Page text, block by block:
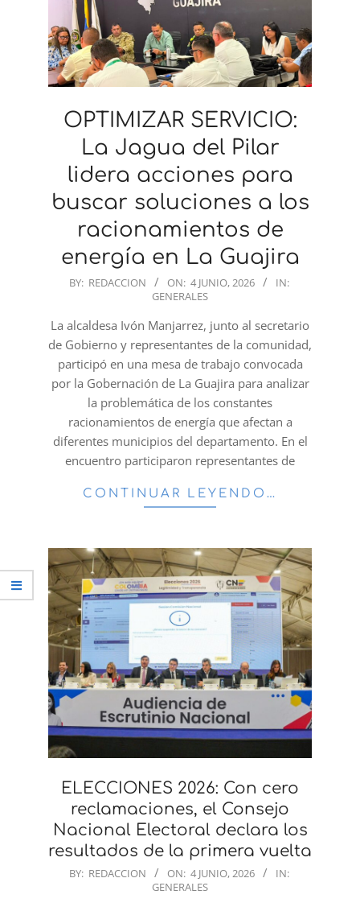
OPTIMIZAR SERVICIO:
La Jagua del Pilar
lidera acciones para
buscar soluciones a los
racionamientos de
energía en La Guajira
2026-
04
BY: REDACCION ON: 4 JUNIO, 2026
IN:
GENERALES
La alcaldesa Ivón Manjarrez, junto al secretario
de Gobierno y representantes de la comunidad,
participó en una mesa de trabajo convocada
por la Gobernación de La Guajira para analizar
la problemática de los constantes
racionamientos de energía que afectan a
diferentes municipios del departamento. En el
encuentro participaron representantes de
CONTINUAR LEYENDO…
ELECCIONES 2026: Con cero
reclamaciones, el Consejo
Nacional Electoral declara los
resultados de la primera vuelta
2026-
BY: REDACCION ON: 4 JUNIO, 2026
IN:
GENERALES